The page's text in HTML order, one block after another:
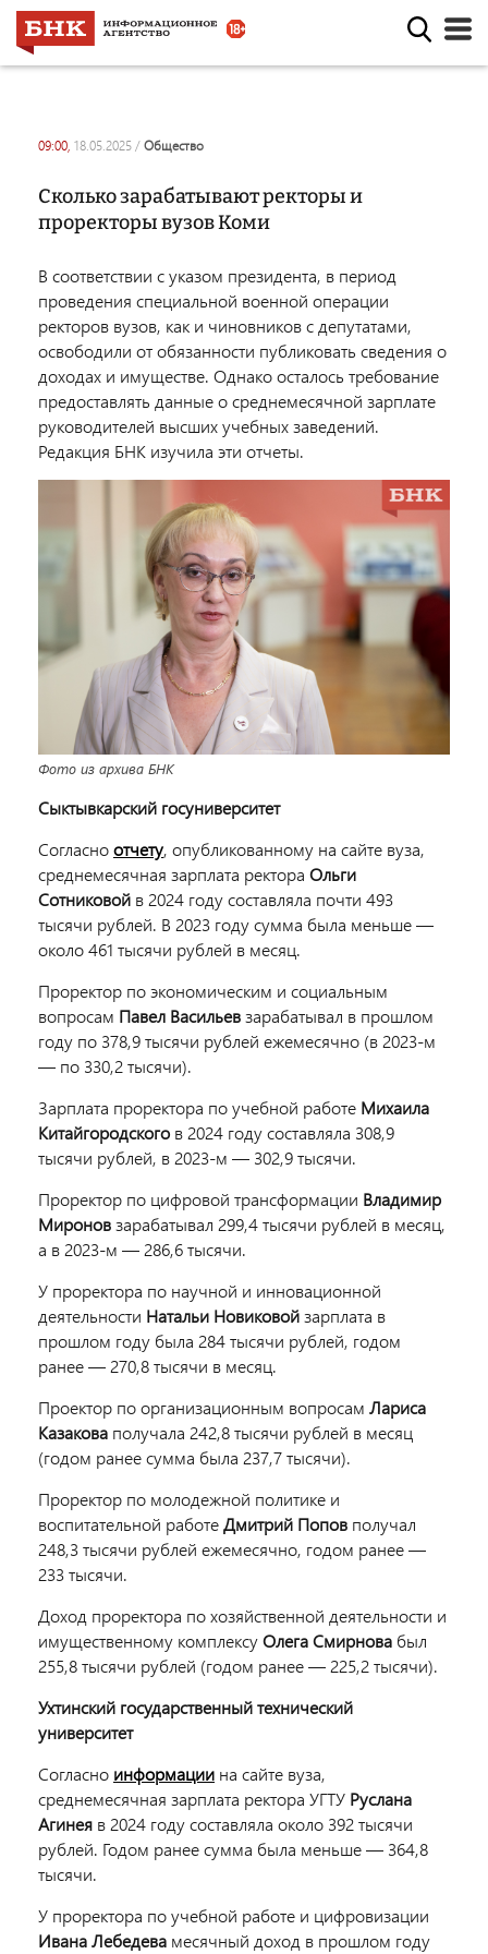
09:00, 18.05.2025 / общество
Сколько зарабатывают ректоры и
проректоры вузов Коми
В соответствии с указом президента, в период
проведения специальной военной операции
ректоров вузов, как и чиновников с депутатами,
освободили от обязанности публиковать сведения о
доходах и имуществе. Однако осталось требование
предоставлять данные о среднемесячной зарплате
руководителей высших учебных заведений.
Редакция БНК изучила эти отчеты.
Фото из архива БНК
Сыктывкарский госуниверситет
Согласноотчету, опубликованному на сайте вуза,
среднемесячная зарплата ректора Ольги
Сотниковой в 2024 году составляла почти 493
тысячи рублей. В 2023 году сумма была меньше —
около 461 тысячи рублей в месяц.
Проректор по экономическим и социальным
вопросам Павел Васильевзарабатывал в прошлом
году по 378,9 тысячи рублей ежемесячно (в 2023-м
— по 330,2 тысячи).
Зарплата проректора по учебной работе Михаила
Китайгородского в 2024 году составляла 308,9
тысячи рублей, в 2023-м — 302,9 тысячи.
Проректор по цифровой трансформации Владимир
Мироновзарабатывал 299,4 тысячи рублей в месяц,
а в 2023-м — 286,6 тысячи.
У проректора по научной и инновационной
деятельности Натальи Новиковойзарплата в
прошлом году была 284 тысячи рублей, годом
ранее — 270,8 тысячи в месяц.
Проектор по организационным вопросам Лариса
Казакова получала 242,8 тысячи рублей в месяц
(годом ранее сумма была 237,7 тысячи).
Проректор по молодежной политике и
воспитательной работеДмитрий Попов получал
248,3 тысячи рублей ежемесячно, годом ранее —
233 тысячи.
Доход проректора по хозяйственной деятельности и
имущественному комплексуОлега Смирнова был
255,8 тысячи рублей (годом ранее — 225,2 тысячи).
Ухтинский государственный технический
университет
Согласно информации на сайте вуза,
среднемесячная зарплата ректора УГТУ Руслана
Агинея в 2024 году составляла около 392 тысячи
рублей. Годом ранее сумма была меньше — 364,8
тысячи.
У проректора по учебной работе и цифровизации
Ивана Лебедева месячный доход в прошлом году